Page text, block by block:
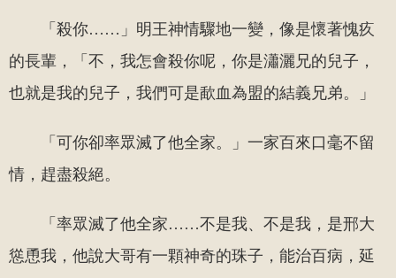
「殺你……」明王神情驟地一變，像是懷著愧疚
的長輩，「不，我怎會殺你呢，你是瀟灑兄的兒子，
也就是我的兒子，我們可是歃血為盟的結義兄弟。」
「可你卻率眾滅了他全家。」一家百來口毫不留
情，趕盡殺絕。
「率眾滅了他全家……不是我、不是我，是邢大
慫恿我，他說大哥有一顆神奇的珠子，能治百病，延